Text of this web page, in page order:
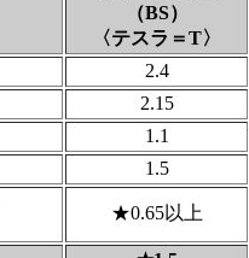
（BS）
〈テスラ＝T〉
2.4
2.15
1.1
1.5
★0.65以上